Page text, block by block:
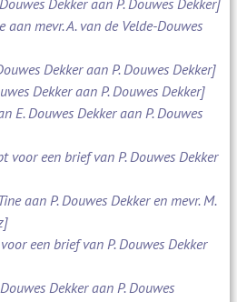
mevr. A. van de Velde-Douwes
Dekker aan P. Douwes Dekker]
Dekker aan P. Douwes Dekker]
E. Douwes Dekker aan P. Douwes
voor een brief van P. Douwes Dekker
aan P. Douwes Dekker en mevr. M.
een brief van P. Douwes Dekker
Dekker aan P. Douwes